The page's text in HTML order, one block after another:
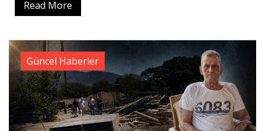
Read More
Güncel Haberler